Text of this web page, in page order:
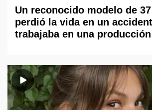
Un reconocido modelo de
perdió la vida en un
trabajaba en una producción